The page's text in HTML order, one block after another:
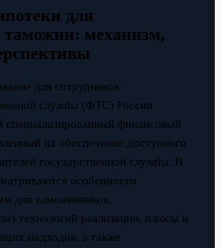
для
таможни: механизм,
для сотрудников
службы (ФТС) России
специализированный финансовый
на обеспечение доступного
государственной службы. В
особенности
для таможенников,
технологий реализации, плюсы и
подходов, а также